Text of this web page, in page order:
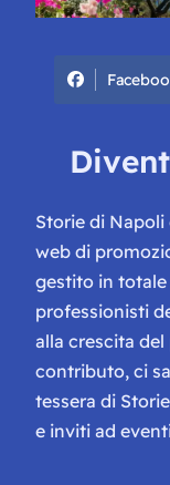
Storie di
web di
gestito in
professionisti
alla crescita
contributo, ci
tessera di
e inviti ad